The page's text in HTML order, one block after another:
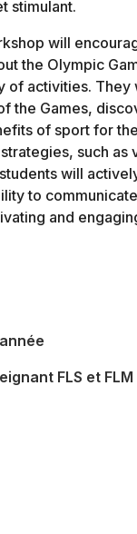
stimulant.
will
the Olympic
of activities. They
the Games,
of sport for
such as
will
to
and
année
FLS et FLM